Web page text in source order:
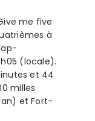
me five
à
(locale).
et 44
milles
et Fort-